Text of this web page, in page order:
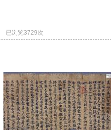
已浏览3729次